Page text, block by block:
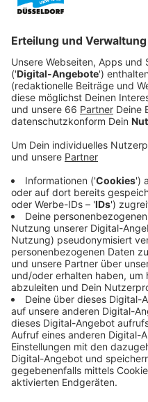
können, heißt es.
Veröffentlicht:Dienstag,
Anzeige
Medienkompetenz
entlarven
Anzeige
Junge Menschen würden
sozialen Medien
schwieriger, zwischen
Informationen zu
müssten deshalb die
Fake Newszu entlarven,
gleichzeitig die
Anzeige